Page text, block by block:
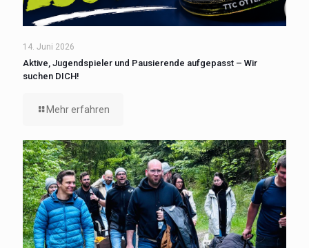
14. Juni 2026
Aktive, Jugendspieler und Pausierende aufgepasst – Wir
suchen DICH!
Mehr erfahren